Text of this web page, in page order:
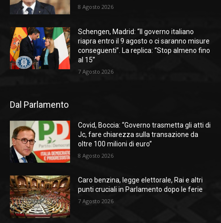
8 Agosto 2026
Schengen, Madrid: “Il governo italiano
riapra entro il 9 agosto o ci saranno misure
conseguenti”. La replica: “Stop almeno fino
al 15”
7 Agosto 2026
Dal Parlamento
Covid, Boccia: “Governo trasmetta gli atti di
Jc, fare chiarezza sulla transazione da
oltre 100 milioni di euro”
8 Agosto 2026
Caro benzina, legge elettorale, Rai e altri
punti cruciali in Parlamento dopo le ferie
7 Agosto 2026